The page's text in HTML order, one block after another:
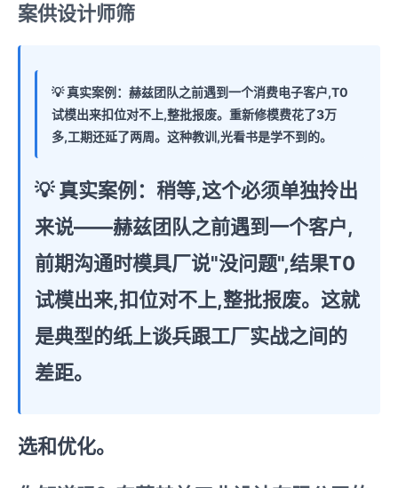
案供设计师筛
💡 真实案例：赫兹团队之前遇到一个消费电子客户,T0
试模出来扣位对不上,整批报废。重新修模费花了3万
多,工期还延了两周。这种教训,光看书是学不到的。
💡 真实案例： 稍等,这个必须单独拎出
来说——赫兹团队之前遇到一个客户,
前期沟通时模具厂说"没问题",结果T0
试模出来,扣位对不上,整批报废。这就
是典型的纸上谈兵跟工厂实战之间的
差距。
选和优化。